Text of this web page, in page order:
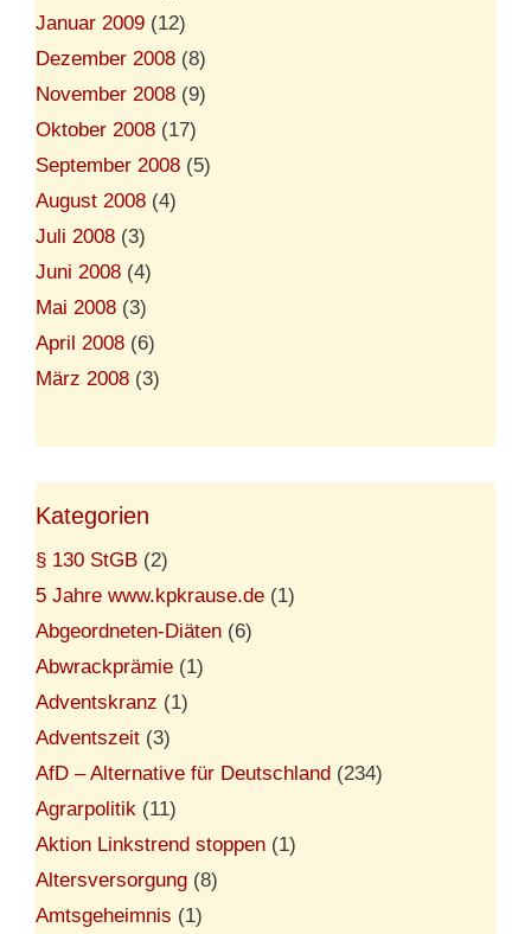
Januar 2009 (12)
Dezember 2008 (8)
November 2008 (9)
Oktober 2008 (17)
September 2008 (5)
August 2008 (4)
Juli 2008 (3)
Juni 2008 (4)
Mai 2008 (3)
April 2008 (6)
März 2008 (3)
Kategorien
§ 130 StGB (2)
5 Jahre www.kpkrause.de (1)
Abgeordneten-Diäten (6)
Abwrackprämie (1)
Adventskranz (1)
Adventszeit (3)
AfD – Alternative für Deutschland (234)
Agrarpolitik (11)
Aktion Linkstrend stoppen (1)
Altersversorgung (8)
Amtsgeheimnis (1)